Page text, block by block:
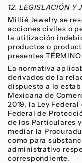
12. LEGISLACIÓN Y
Millié Jewelry se
acciones civiles o
la utilización
productos o
presentes
La normativa
derivados de la
dispuesto a lo
Mexicana de
2019, la Ley
Federal de
de los Particulares
mediar la
como para
administrativo
correspondiente.